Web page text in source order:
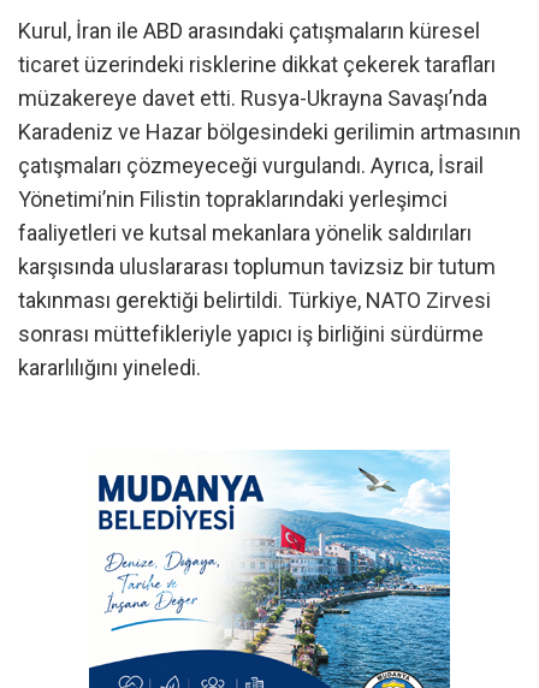
Kurul, İran ile ABD arasındaki çatışmaların küresel
ticaret üzerindeki risklerine dikkat çekerek tarafları
müzakereye davet etti. Rusya-Ukrayna Savaşı’nda
Karadeniz ve Hazar bölgesindeki gerilimin artmasının
çatışmaları çözmeyeceği vurgulandı. Ayrıca, İsrail
Yönetimi’nin Filistin topraklarındaki yerleşimci
faaliyetleri ve kutsal mekanlara yönelik saldırıları
karşısında uluslararası toplumun tavizsiz bir tutum
takınması gerektiği belirtildi. Türkiye, NATO Zirvesi
sonrası müttefikleriyle yapıcı iş birliğini sürdürme
kararlılığını yineledi.